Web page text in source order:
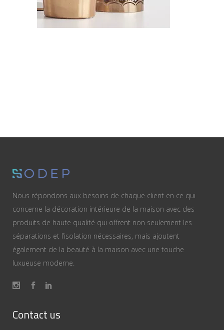
Nous répondons aux besoins de chaque client en ce qui
concerne la décoration intérieure de la maison avec des
produits de haute qualité qui offrent non seulement les
séparations et l’isolation nécessaires, mais ajoutent
également de la beauté à la maison avec une touche
luxueuse moderne.
Contact us